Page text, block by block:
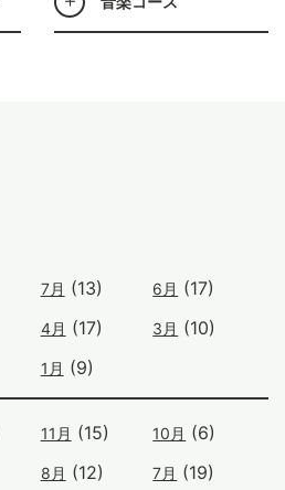
7月 (13) 6月 (17)
4月 (17) 3月 (10)
1月 (9)
11月 (15) 10月 (6)
8月 (12) 7月 (19)